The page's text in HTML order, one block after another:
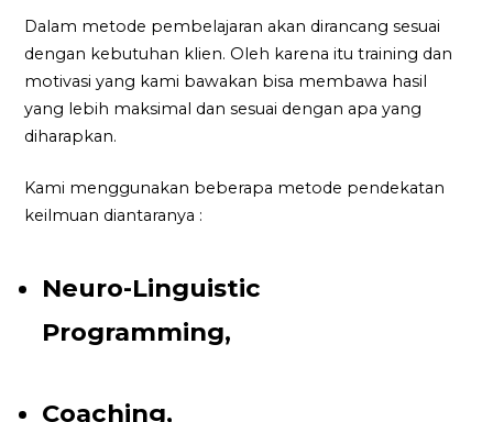
Dalam metode pembelajaran akan dirancang sesuai
dengan kebutuhan klien. Oleh karena itu training dan
motivasi yang kami bawakan bisa membawa hasil
yang lebih maksimal dan sesuai dengan apa yang
diharapkan.
Kami menggunakan beberapa metode pendekatan
keilmuan diantaranya :
Neuro-Linguistic
Programming,
Coaching,